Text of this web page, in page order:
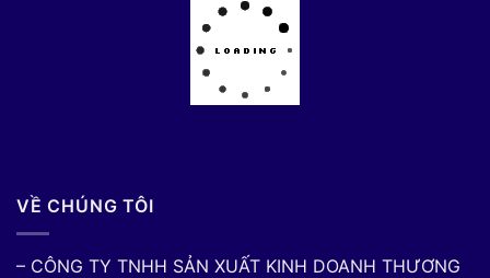
VỀ CHÚNG TÔI
– CÔNG TY TNHH SẢN XUẤT KINH DOANH THƯƠNG